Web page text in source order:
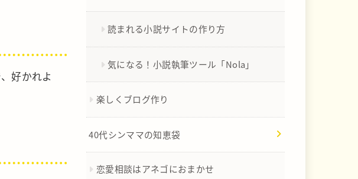
好かれよ
読まれる小説サイトの作り方
気になる！小説執筆ツール「Nola」
楽しくブログ作り
40代シンママの知恵袋
恋愛相談はアネゴにおまかせ